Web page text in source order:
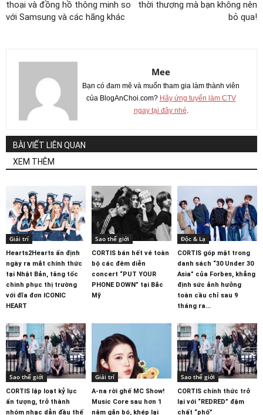
thoại và đồng hồ thông minh so
với Samsung và các hãng khác
thời thượng mà bạn không nên
bỏ qua!
Mee
Bạn có đam mê và muốn tham gia làm thành viên
của BlogAnChoi.com? Hãy ứng tuyển làm CTV
ngay tại đây nhé
BÀI VIẾT LIÊN QUAN
XEM THÊM
Giải trí
Hearts2Hearts ấn định
ngày ra mắt chính thức
tại Nhật Bản, tăng tốc
chinh phục thị trường
với đĩa đơn ICONIC
HEART
Sao thế giới
CORTIS bán hết vé toàn
bộ các đêm diễn
concert “PUT YOUR
PHONE DOWN” tại Bắc
Mỹ
Độc & Lạ
CORTIS góp mặt trong
danh sách “30 Under 30
Asia” của Forbes, khẳng
định sức ảnh hưởng
toàn cầu chỉ sau 9
tháng ra...
Sao thế giới
CORTIS lập loạt kỷ lục
ấn tượng, trở thành
nhóm nhạc dẫn đầu thế
Giải trí
A-na rời ghế MC Show!
Music Core sau hơn 1
năm gắn bó, khép lại
Sao thế giới
CORTIS chính thức trở
lại với “REDRED” đậm
chất “phố”